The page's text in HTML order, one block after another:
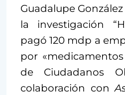
Guadalupe
la investigación
pagó 120 mdp a
por
de Ciudadanos
colaboración con